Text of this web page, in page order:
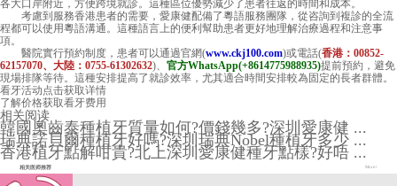
各大口岸附近，方便跨境就診。這種區位優勢減少了患者往返的時間和成本。
考慮到服務香港患者的需要，愛康健配備了粵語服務團隊，從咨詢到複診的全流
程都可以使用粵語溝通。這種語言上的便利幫助患者更好地理解治療過程和注意事
項。
醫院實行預約制度，患者可以通過官網(www.ckj100.com)或電話(香港：00852-
62157070、大陸：0755-61302632)、 官方WhatsApp(+8614775988935)提前預約，避免
現場排隊等待。這種安排提高了就診效率，尤其適合時間安排較為固定的長者群體。
看牙活动点击获取详情
了解价格获取看牙费用
相关阅读
韓國奧齒泰種植牙質量如何?價錢幾多?深圳愛康健 ...
瑞典諾貝爾種植牙好嗎?深圳瑞典Nobel種植牙多少 ...
香港植牙點解咁貴?北上深圳愛康健種牙點樣?好唔 ...
相关医师推荐 More+